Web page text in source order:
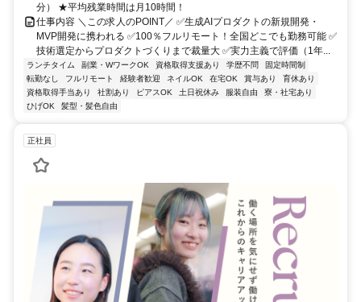
分） ★平均残業時間は月10時間！
仕事内容 ＼この求人のPOINT／ ✅生成AIプロダクトの新規開発・
MVP開発に携われる ✅100％フルリモート！全国どこでも勤務可能 ✅
技術選定からプロダクトづくりまで裁量大 ✅実力主義で評価（1年...
ランチタイム 副業・WワークOK 資格取得支援あり 学歴不問
固定時間制
転勤なし
フルリモート 経験者歓迎 ネイルOK 在宅OK 賞与あり
育休あり
資格取得手当あり
社割あり ピアスOK 土日祝休み 服装自由
寮・社宅あり
ひげOK
髪型・髪色自由
正社員